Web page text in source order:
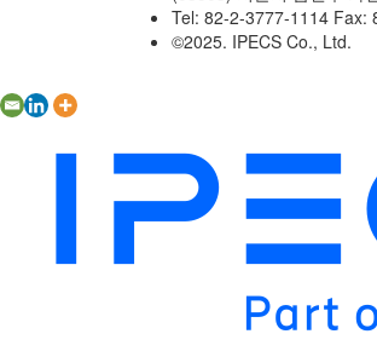
Tel: 82-2-3777-1114 Fax:
©2025. IPECS Co., Ltd.